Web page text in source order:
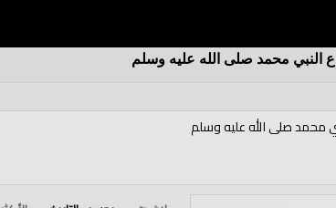
النبي محمد صلى الله عليه وسلم
محمد صلى الله عليه وسلم